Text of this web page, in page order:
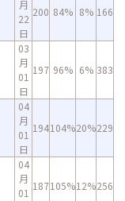
月
22
日
200 84% 8% 166
03
月
01
日
197 96% 6% 383
04
月
01
日
194104%20%229
04
月
01
187105%12%256